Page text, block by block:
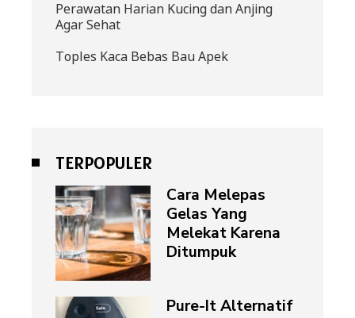
Perawatan Harian Kucing dan Anjing
Agar Sehat
Toples Kaca Bebas Bau Apek
TERPOPULER
Cara Melepas
Gelas Yang
Melekat Karena
Ditumpuk
Pure-It Alternatif